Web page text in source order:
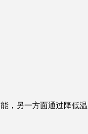
，另一方面通过降低